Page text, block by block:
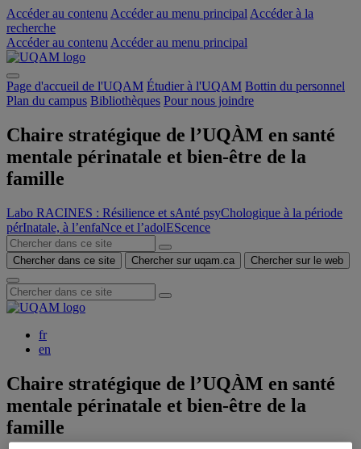
Accéder au contenu Accéder au menu principal Accéder à la
recherche
Accéder au contenu Accéder au menu principal
Page d'accueil de l'UQAM Étudier à l'UQAM Bottin du personnel
Plan du campus Bibliothèques Pour nous joindre
Chaire stratégique de l’UQÀM en santé
mentale périnatale et bien-être de la
famille
Labo RACINES : Résilience et sAnté psyChologique à la période
pérInatale, à l’enfaNce et l’adolEScence
Chercher dans ce site Chercher sur uqam.ca Chercher sur le web
fr
en
Chaire stratégique de l’UQÀM en santé
mentale périnatale et bien-être de la
famille